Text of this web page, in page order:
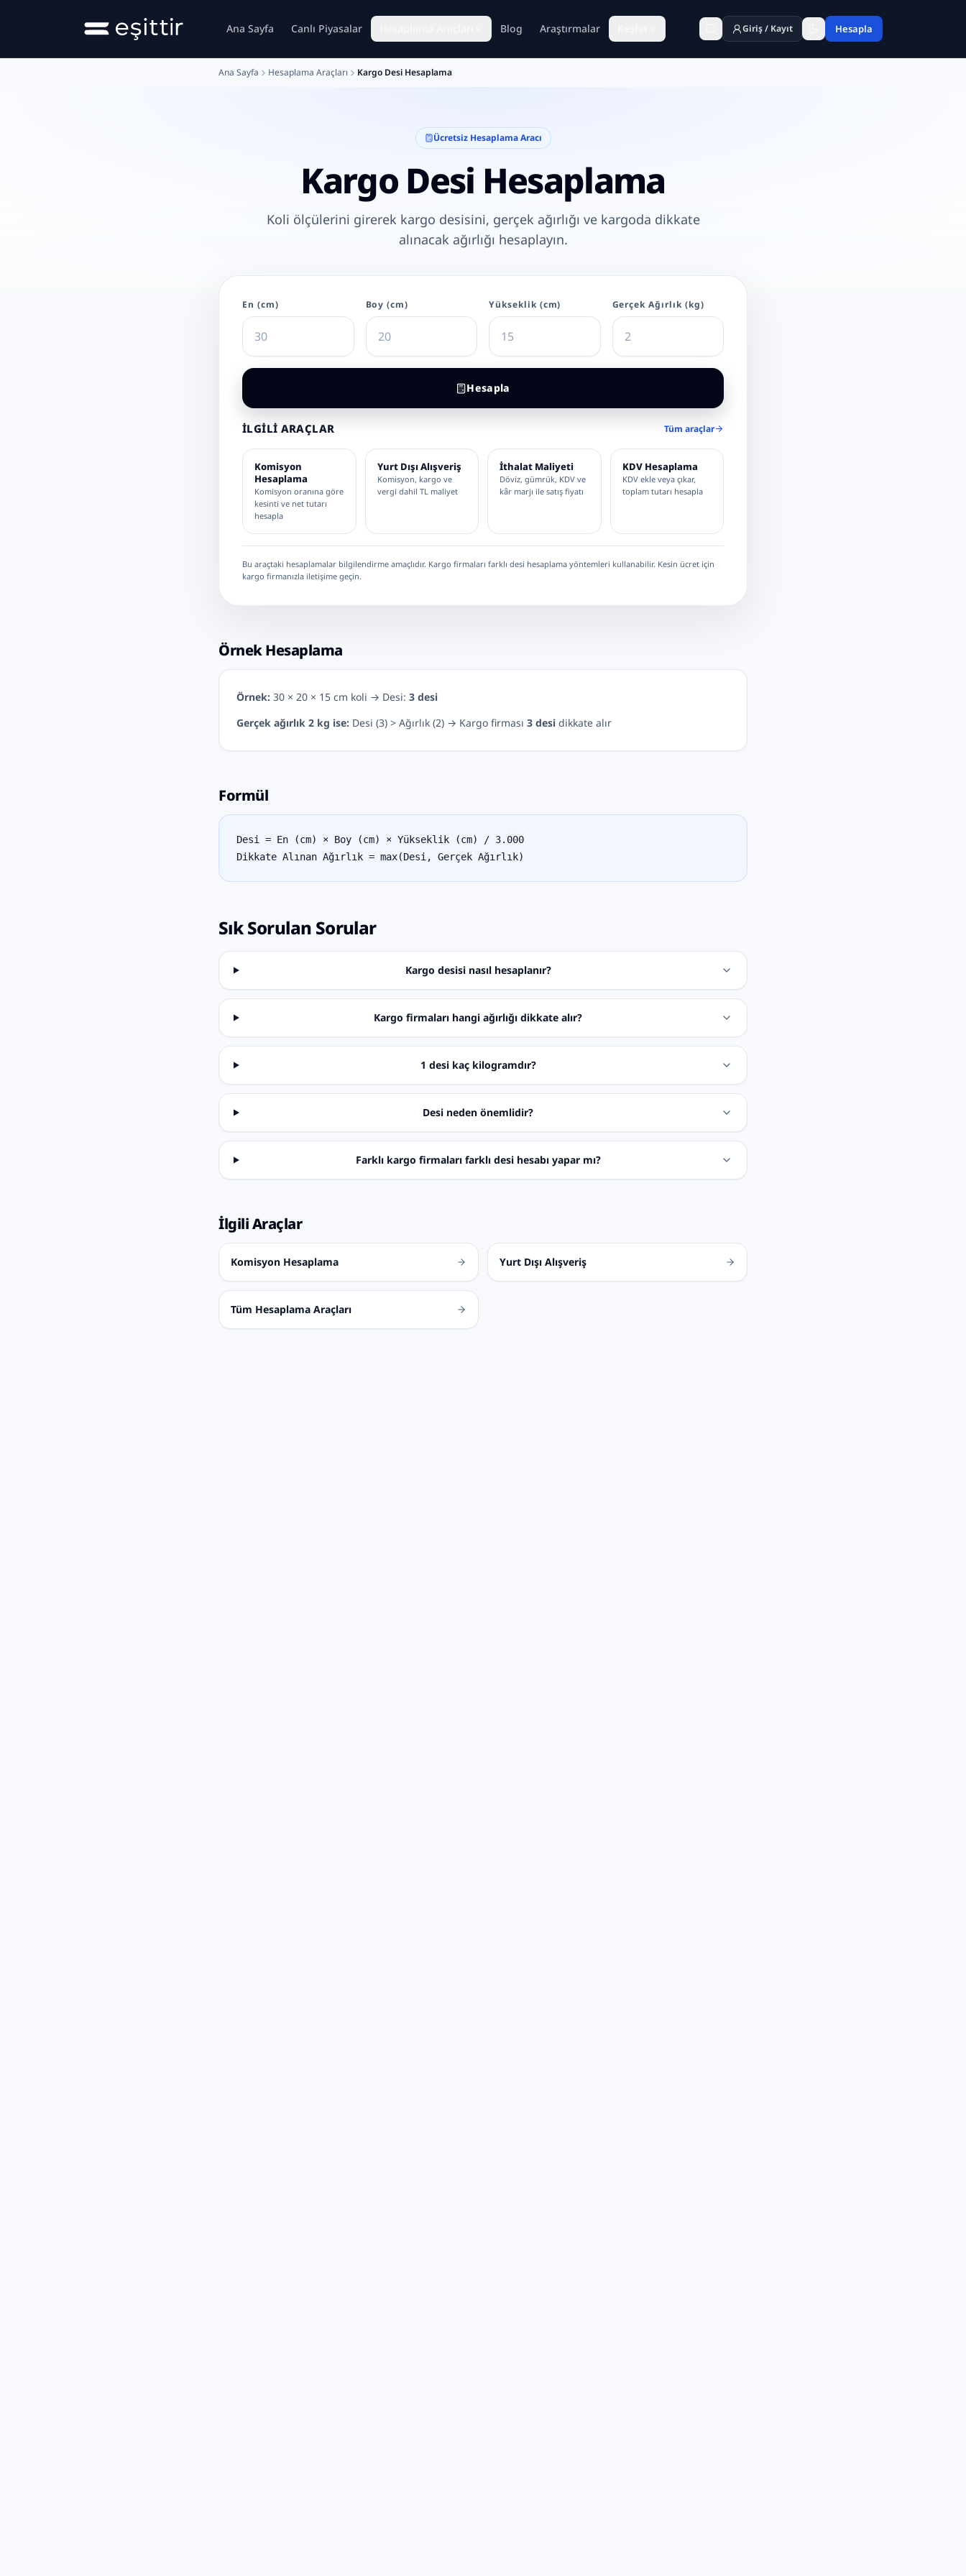
Ana içeriğe geç Ana Sayfa Canlı Piyasalar Blog Araştırmalar Giriş / Kayıt Hesapla
Ana Sayfa Hesaplama Araçları Kargo Desi Hesaplama
Ücretsiz Hesaplama Aracı
Kargo Desi Hesaplama
Koli ölçülerini girerek kargo desisini, gerçek ağırlığı ve kargoda dikkate
alınacak ağırlığı hesaplayın.
En (cm) Boy (cm) Yükseklik (cm) Gerçek Ağırlık (kg)
Hesapla
İLGILI ARAÇLAR Tüm araçlar
Komisyon
Hesaplama
Komisyon oranına göre
kesinti ve net tutarı
hesapla
Yurt Dışı Alışveriş
Komisyon, kargo ve
vergi dahil TL maliyet
İthalat Maliyeti
Döviz, gümrük, KDV ve
kâr marjı ile satış fiyatı
KDV Hesaplama
KDV ekle veya çıkar,
toplam tutarı hesapla
Bu araçtaki hesaplamalar bilgilendirme amaçlıdır. Kargo firmaları farklı desi hesaplama yöntemleri kullanabilir. Kesin ücret için
kargo firmanızla iletişime geçin.
Örnek Hesaplama
Örnek: 30 × 20 × 15 cm koli → Desi: 3 desi
Gerçek ağırlık 2 kg ise: Desi (3) > Ağırlık (2) → Kargo firması 3 desi dikkate alır
Formül
Desi = En (cm) × Boy (cm) × Yükseklik (cm) / 3.000
Dikkate Alınan Ağırlık = max(Desi, Gerçek Ağırlık)
Sık Sorulan Sorular
Kargo desisi nasıl hesaplanır?
Kargo firmaları hangi ağırlığı dikkate alır?
1 desi kaç kilogramdır?
Desi neden önemlidir?
Farklı kargo firmaları farklı desi hesabı yapar mı?
İlgili Araçlar
Komisyon Hesaplama Yurt Dışı Alışveriş
Tüm Hesaplama Araçları